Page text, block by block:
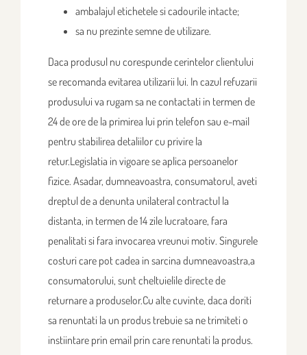
ambalajul etichetele si cadourile intacte;
sa nu prezinte semne de utilizare.
Daca produsul nu corespunde cerintelor clientului
se recomanda evitarea utilizarii lui. In cazul refuzarii
produsului va rugam sa ne contactati in termen de
24 de ore de la primirea lui prin telefon sau e-mail
pentru stabilirea detaliilor cu privire la
retur.Legislatia in vigoare se aplica persoanelor
fizice. Asadar, dumneavoastra, consumatorul, aveti
dreptul de a denunta unilateral contractul la
distanta, in termen de 14 zile lucratoare, fara
penalitati si fara invocarea vreunui motiv. Singurele
costuri care pot cadea in sarcina dumneavoastra,a
consumatorului, sunt cheltuielile directe de
returnare a produselor.Cu alte cuvinte, daca doriti
sa renuntati la un produs trebuie sa ne trimiteti o
instiintare prin email prin care renuntati la produs.